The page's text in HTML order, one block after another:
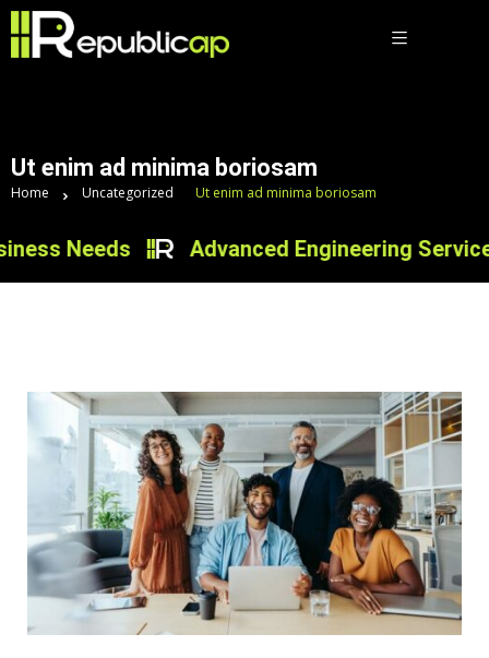
Ut enim ad minima boriosam
Home Uncategorized Ut enim ad minima boriosam
Needs Advanced Engineering Services